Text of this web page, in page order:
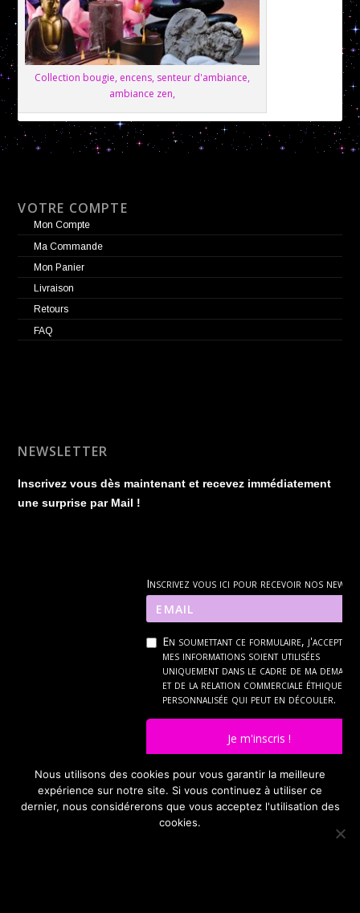
Collection bougie, encens, senteur d'ambiance,
ambiance zen,
VOTRE COMPTE
Mon Compte
Ma Commande
Mon Panier
Livraison
Retours
FAQ
NEWSLETTER
Inscrivez vous dès maintenant et recevez immédiatement
une surprise par Mail !
Inscrivez vous ici pour recevoir nos news
En soumettant ce formulaire, j'accepte
mes informations soient utilisées
uniquement dans le cadre de ma
et de la relation commerciale éthique et
personnalisée qui peut en découler.
Je m'inscris !
Pour connaître et exercer mes droits, notamment pour
je consulte la politique de confidentialité en
Nous utilisons des cookies pour vous garantir la meilleure
expérience sur notre site. Si vous continuez à utiliser ce
dernier, nous considérerons que vous acceptez l'utilisation des
cookies.